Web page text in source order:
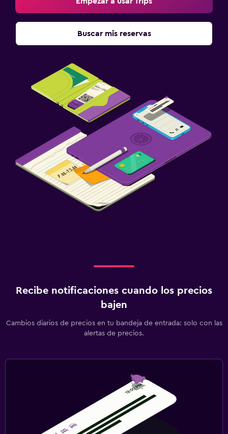
Armario o clóset
Salud y seguridad
Botiquín de primeros auxilios
Cámaras CCTV en el exterior
Fax/fotocopiadora
Escritorio
Servicios y facilidades
Acceso con llave
Buscar mis reservas
Recibe notificaciones cuando los precios
bajen
Cambios diarios de precios en tu bandeja de entrada: solo con las
alertas de precios.